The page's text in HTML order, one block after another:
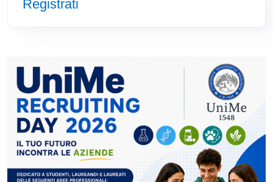
Registrati